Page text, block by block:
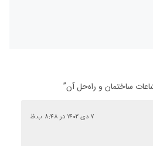
ساختمان و راه‌حل آن‌”
۷ دی ۱۴۰۲ در ۸:۴۸ ب.ظ